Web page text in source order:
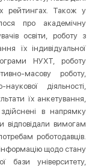
рейтингах. Також у
про академічну
освіти, роботу з
їх індивідуальної
НУХТ, роботу
масову роботу,
діяльності,
їх анкетування,
в напрямку
відповідали вимогам
роботодавців.
щодо стану
бази університету,